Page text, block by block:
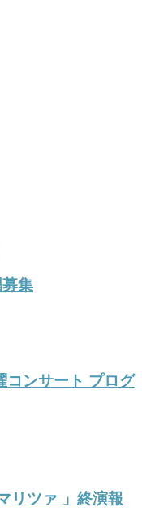
集
コンサート プログ
リツァ 」終演報